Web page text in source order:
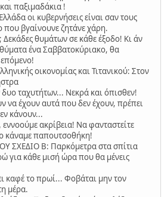
παξιμαδάκια !
οι κυβερνήσεις είναι σαν τους
που βγαίνουνε ζητάνε χάρη.
Δεκάδες θυμάτων σε κάθε έξοδο! Kι άν
ένα Σαββατοκύριακο, θα
οικονομίας και Τιτανικού: Στον
ταχυτήτων... Νεκρά και όπισθεν!
να έχουν αυτά που δεν έχουν, πρέπει
κάνουν...
ακρίβεια! Nα φανταστείτε
κάναμε παπουτσοθήκη!
ΣΧΕΔΙΟ Β: Παρκόμετρα στα σπίτια
για κάθε μισή ώρα που θα μένεις
καφέ το πρωί... Φοβάται μην τον
μέρα.